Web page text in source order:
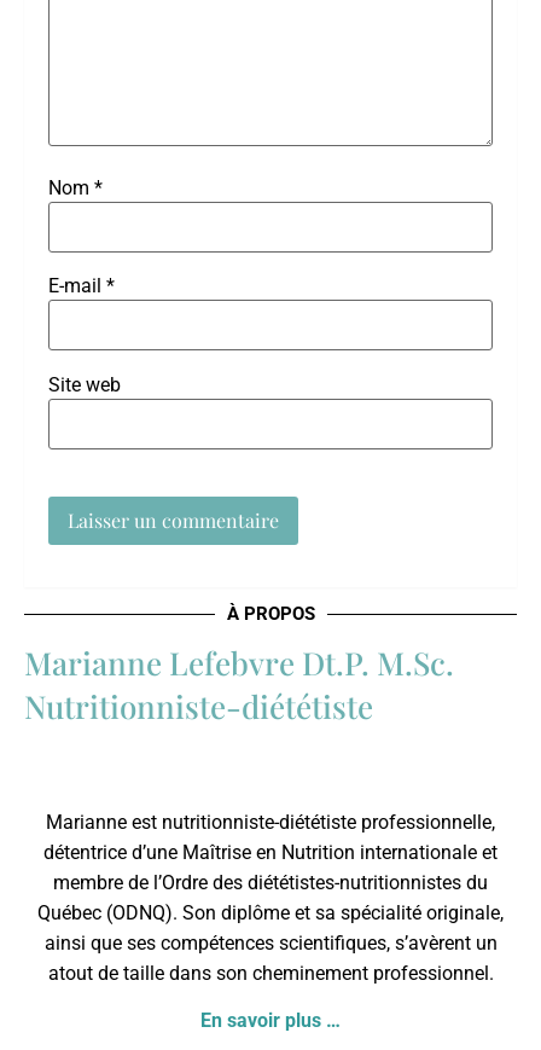
Nom *
E-mail *
Site web
À PROPOS
Marianne Lefebvre Dt.P. M.Sc.
Nutritionniste-diététiste
Marianne est nutritionniste-diététiste professionnelle,
détentrice d’une Maîtrise en Nutrition internationale et
membre de l’Ordre des diététistes-nutritionnistes du
Québec (ODNQ). Son diplôme et sa spécialité originale,
ainsi que ses compétences scientifiques, s’avèrent un
atout de taille dans son cheminement professionnel.
En savoir plus …